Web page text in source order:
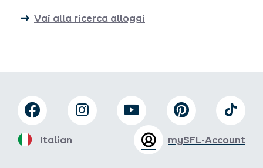
Vai alla ricerca alloggi
mySFL-Account
Italian